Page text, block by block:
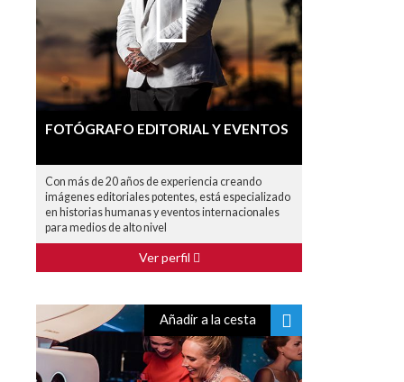
FOTÓGRAFO EDITORIAL Y EVENTOS
Con más de 20 años de experiencia creando
imágenes editoriales potentes, está especializado
en historias humanas y eventos internacionales
para medios de alto nivel
Ver perfil
Añadir a la cesta